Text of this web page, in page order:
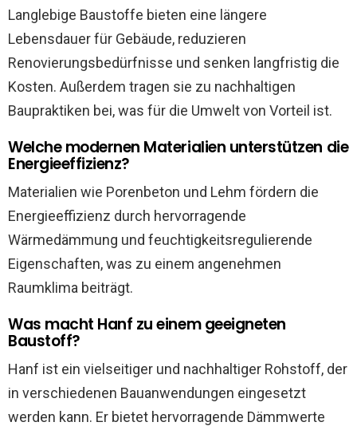
Langlebige Baustoffe bieten eine längere
Lebensdauer für Gebäude, reduzieren
Renovierungsbedürfnisse und senken langfristig die
Kosten. Außerdem tragen sie zu nachhaltigen
Baupraktiken bei, was für die Umwelt von Vorteil ist.
Welche modernen Materialien unterstützen die
Energieeffizienz?
Materialien wie Porenbeton und Lehm fördern die
Energieeffizienz durch hervorragende
Wärmedämmung und feuchtigkeitsregulierende
Eigenschaften, was zu einem angenehmen
Raumklima beiträgt.
Was macht Hanf zu einem geeigneten
Baustoff?
Hanf ist ein vielseitiger und nachhaltiger Rohstoff, der
in verschiedenen Bauanwendungen eingesetzt
werden kann. Er bietet hervorragende Dämmwerte